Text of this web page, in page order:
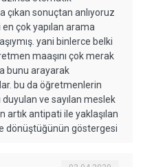
çıkan sonuçtan anlıyoruz
çok yapılan arama
yani binlerce belki
maaşını çok merak
bunu arayarak
bu da öğretmenlerin
duyulan ve sayılan meslek
artık antipati ile yaklaşılan
dönüştüğünün göstergesi